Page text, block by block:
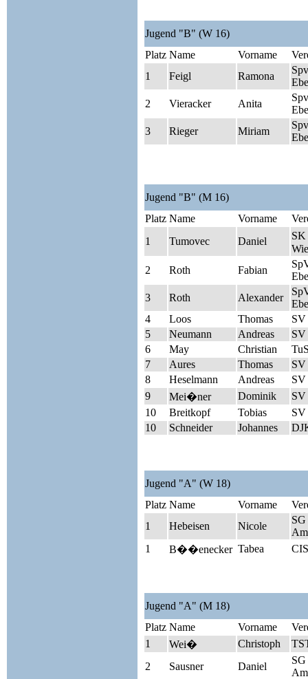
Jugend "B" (W 16)
Platz Name Vorname
1
Feigl Ramona
2
Vieracker Anita
3
Rieger Miriam
Jugend "B" (M 16)
Platz Name Vorname
1
Tumovec Daniel
2
Roth Fabian
3
Roth Alexander
4
Loos Thomas
SV
5
Neumann Andreas
SV
6
May Christian
7
Aures Thomas
SV
8
Heselmann Andreas
SV
9
Mei�ner Dominik
SV
10
Breitkopf Tobias
SV
10
Schneider Johannes
Jugend "A" (W 18)
Platz Name Vorname
1
Hebeisen Nicole
SG
1
B��enecker Tabea
Jugend "A" (M 18)
Platz Name Vorname
1
Wei� Christoph
2
Sausner Daniel
SG